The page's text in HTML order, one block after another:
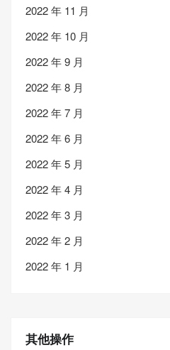
2022 年 11 月
2022 年 10 月
2022 年 9 月
2022 年 8 月
2022 年 7 月
2022 年 6 月
2022 年 5 月
2022 年 4 月
2022 年 3 月
2022 年 2 月
2022 年 1 月
其他操作